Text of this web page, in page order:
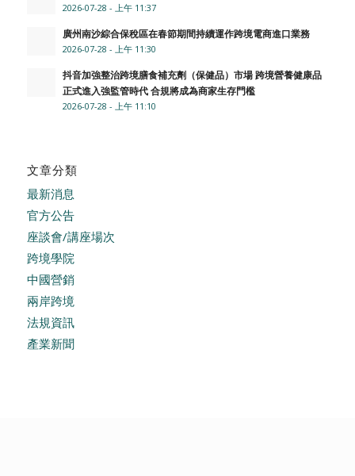
2026-07-28 - 上午 11:37
廣州南沙綜合保稅區在春節期間持續運作跨境電商進口業務
2026-07-28 - 上午 11:30
抖音加強整治跨境膳食補充劑（保健品）市場 跨境營養健康品
正式進入強監管時代 合規將成為商家生存門檻
2026-07-28 - 上午 11:10
文章分類
最新消息
官方公告
座談會/講座場次
跨境學院
中國營銷
兩岸跨境
法規資訊
產業新聞